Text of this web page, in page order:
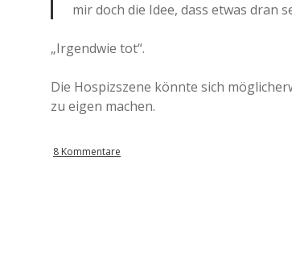
mir doch die Idee, dass etwas dran
„Irgendwie tot“.
Die Hospizszene könnte sich
zu eigen machen.
8 Kommentare